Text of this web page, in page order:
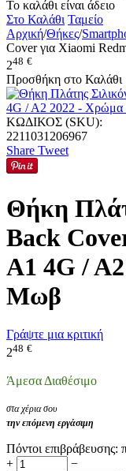
Το καλάθι είναι άδειο
Στο Καλάθι Ταμείο
Αρχική/Θήκες/
Cover για Xiaomi
248 €
Προσθήκη στο Καλάθι
ΚΩΔΙΚΟΣ (SKU):
2211031206967
Share Tweet
Θήκη
Back
A1 4G /
Μωβ
Γράψτε μια κριτική
248 €
Άμεσα Διαθέσιμο
στα χέρια σου
την επόμενη εργάσιμη
Πόντοι επιβράβευσης:
+
−